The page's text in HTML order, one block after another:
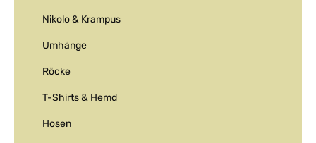
Nikolo & Krampus
Umhänge
Röcke
T-Shirts & Hemd
Hosen